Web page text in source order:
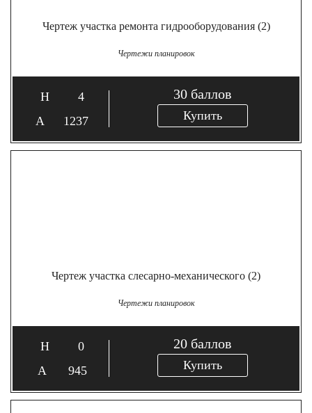
Чертеж участка ремонта гидрооборудования (2)
Чертежи планировок
4
1237
30 баллов
Купить
Чертеж участка слесарно-механического (2)
Чертежи планировок
0
945
20 баллов
Купить